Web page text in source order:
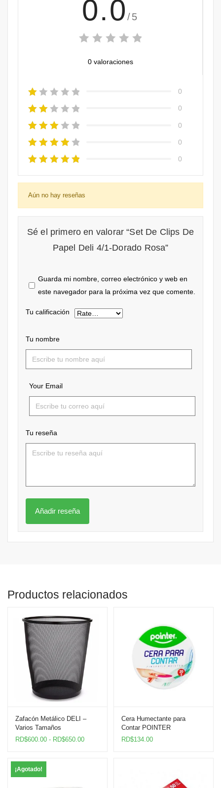
0.0 /5
0 valoraciones
0
0
0
0
0
Aún no hay reseñas
Sé el primero en valorar “Set De Clips De
Papel Deli 4/1-Dorado Rosa”
Tu nombre
Your Email
Guarda mi nombre, correo electrónico y web en
este navegador para la próxima vez que comente.
Tu calificación
Tu reseña
Productos relacionados
Zafacón Metálico DELI –
Varios Tamaños
RD$600.00 - RD$650.00Rango
Cera Humectante para
Contar POINTER
RD$134.00
¡Agotado!